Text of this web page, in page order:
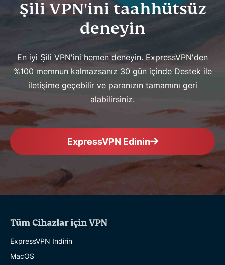
Şili VPN'ini taahhütsüz
deneyin
En iyi Şili VPN'ini hemen deneyin. ExpressVPN'den
%100 memnun kalmazsanız 30 gün içinde Destek ile
iletişime geçebilir ve paranızın tamamını geri
alabilirsiniz.
ExpressVPN Edinin
Tüm Cihazlar için VPN
ExpressVPN İndirin
MacOS